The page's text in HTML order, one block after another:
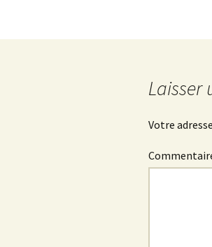
des
Laisser
Votre